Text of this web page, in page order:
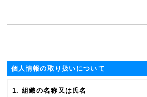
個人情報の取り扱いについて
組織の名称又は氏名